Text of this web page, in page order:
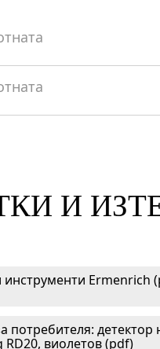
И
инструменти Ermenrich
потребителя: детектор
виолетов (pdf)